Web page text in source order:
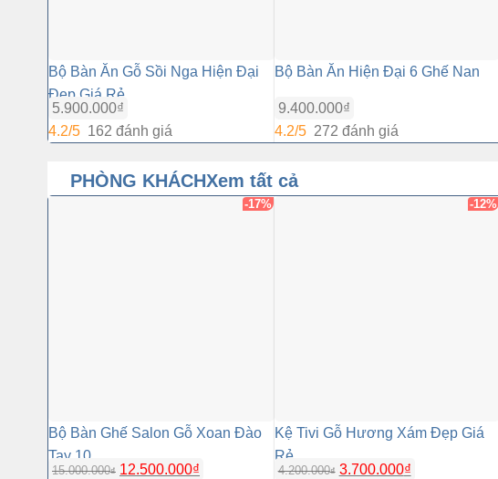
Bộ Bàn Ăn Gỗ Sồi Nga Hiện Đại
Đẹp Giá Rẻ
5.900.000₫
4.2/5 162 đánh giá
Bộ Bàn Ăn Hiện Đại 6 Ghế Nan
9.400.000₫
4.2/5 272 đánh giá
PHÒNG KHÁCHXem tất cả
-17%
Bộ Bàn Ghế Salon Gỗ Xoan Đào
Tay 10
15.000.000₫ 12.500.000₫
-12%
Kệ Tivi Gỗ Hương Xám Đẹp Giá
Rẻ
4.200.000₫ 3.700.000₫